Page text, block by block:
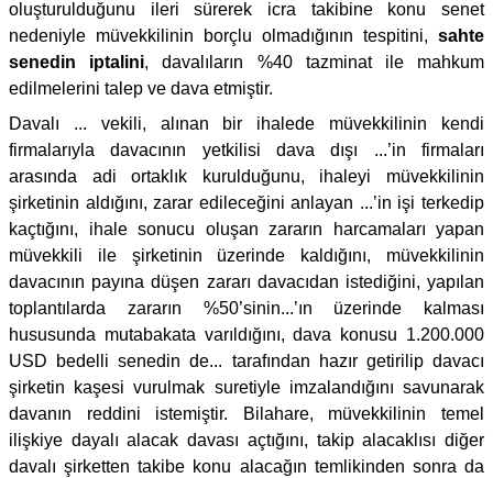
oluşturulduğunu ileri sürerek icra takibine konu senet
nedeniyle müvekkilinin borçlu olmadığının tespitini, sahte
senedin iptalini, davalıların %40 tazminat ile mahkum
edilmelerini talep ve dava etmiştir.
Davalı ... vekili, alınan bir ihalede müvekkilinin kendi
firmalarıyla davacının yetkilisi dava dışı ...’in firmaları
arasında adi ortaklık kurulduğunu, ihaleyi müvekkilinin
şirketinin aldığını, zarar edileceğini anlayan ...’in işi terkedip
kaçtığını, ihale sonucu oluşan zararın harcamaları yapan
müvekkili ile şirketinin üzerinde kaldığını, müvekkilinin
davacının payına düşen zararı davacıdan istediğini, yapılan
toplantılarda zararın %50’sinin...’ın üzerinde kalması
hususunda mutabakata varıldığını, dava konusu 1.200.000
USD bedelli senedin de... tarafından hazır getirilip davacı
şirketin kaşesi vurulmak suretiyle imzalandığını savunarak
davanın reddini istemiştir. Bilahare, müvekkilinin temel
ilişkiye dayalı alacak davası açtığını, takip alacaklısı diğer
davalı şirketten takibe konu alacağın temlikinden sonra da